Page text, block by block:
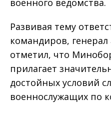
военного ведомства.
Развивая тему
командиров,
отметил, что
прилагает
достойных условий
военнослужащих по